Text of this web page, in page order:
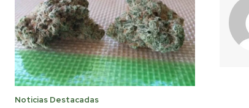
Noticias Destacadas